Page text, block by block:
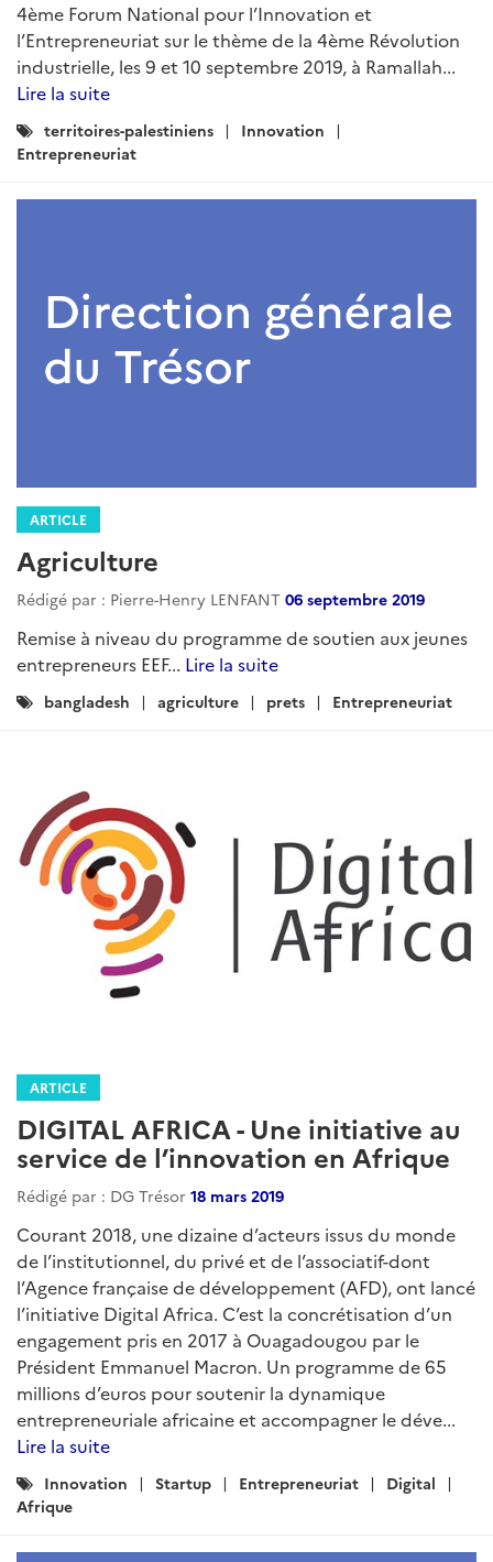
4ème Forum National pour l’Innovation et
l’Entrepreneuriat sur le thème de la 4ème Révolution
industrielle, les 9 et 10 septembre 2019, à Ramallah...
Lire la suite
Catégories
:
territoires-palestiniens
Innovation
Entrepreneuriat
ARTICLE
Agriculture
Rédigé par : Pierre-Henry LENFANT 06 septembre 2019
Remise à niveau du programme de soutien aux jeunes
entrepreneurs EEF... Lire la suite
Catégories
bangladesh agriculture prets Entrepreneuriat
ARTICLE
DIGITAL AFRICA - Une initiative au
service de l’innovation en Afrique
Rédigé par : DG Trésor 18 mars 2019
Courant 2018, une dizaine d’acteurs issus du monde
de l’institutionnel, du privé et de l’associatif-dont
l’Agence française de développement (AFD), ont lancé
l’initiative Digital Africa. C’est la concrétisation d’un
engagement pris en 2017 à Ouagadougou par le
Président Emmanuel Macron. Un programme de 65
millions d’euros pour soutenir la dynamique
entrepreneuriale africaine et accompagner le déve...
Lire la suite
Catégories
:
Innovation Startup Entrepreneuriat
Digital
Afrique